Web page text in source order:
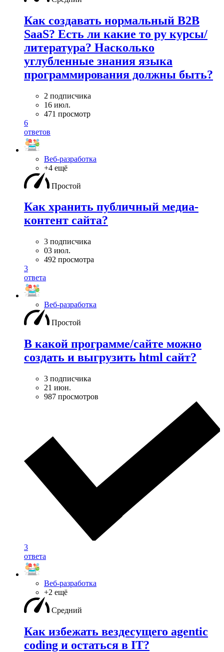
Как создавать нормальный B2B
SaaS? Есть ли какие то ру курсы/
литература? Насколько
углубленные знания языка
программирования должны быть?
2 подписчика
16 июл.
471 просмотр
6
ответов
Веб-разработка
+4 ещё
Простой
Как хранить публичный медиа-
контент сайта?
3 подписчика
03 июл.
492 просмотра
3
ответа
Веб-разработка
Простой
В какой программе/сайте можно
создать и выгрузить html сайт?
3 подписчика
21 июн.
987 просмотров
3
ответа
Веб-разработка
+2 ещё
Средний
Как избежать вездесущего agentic
coding и остаться в IT?